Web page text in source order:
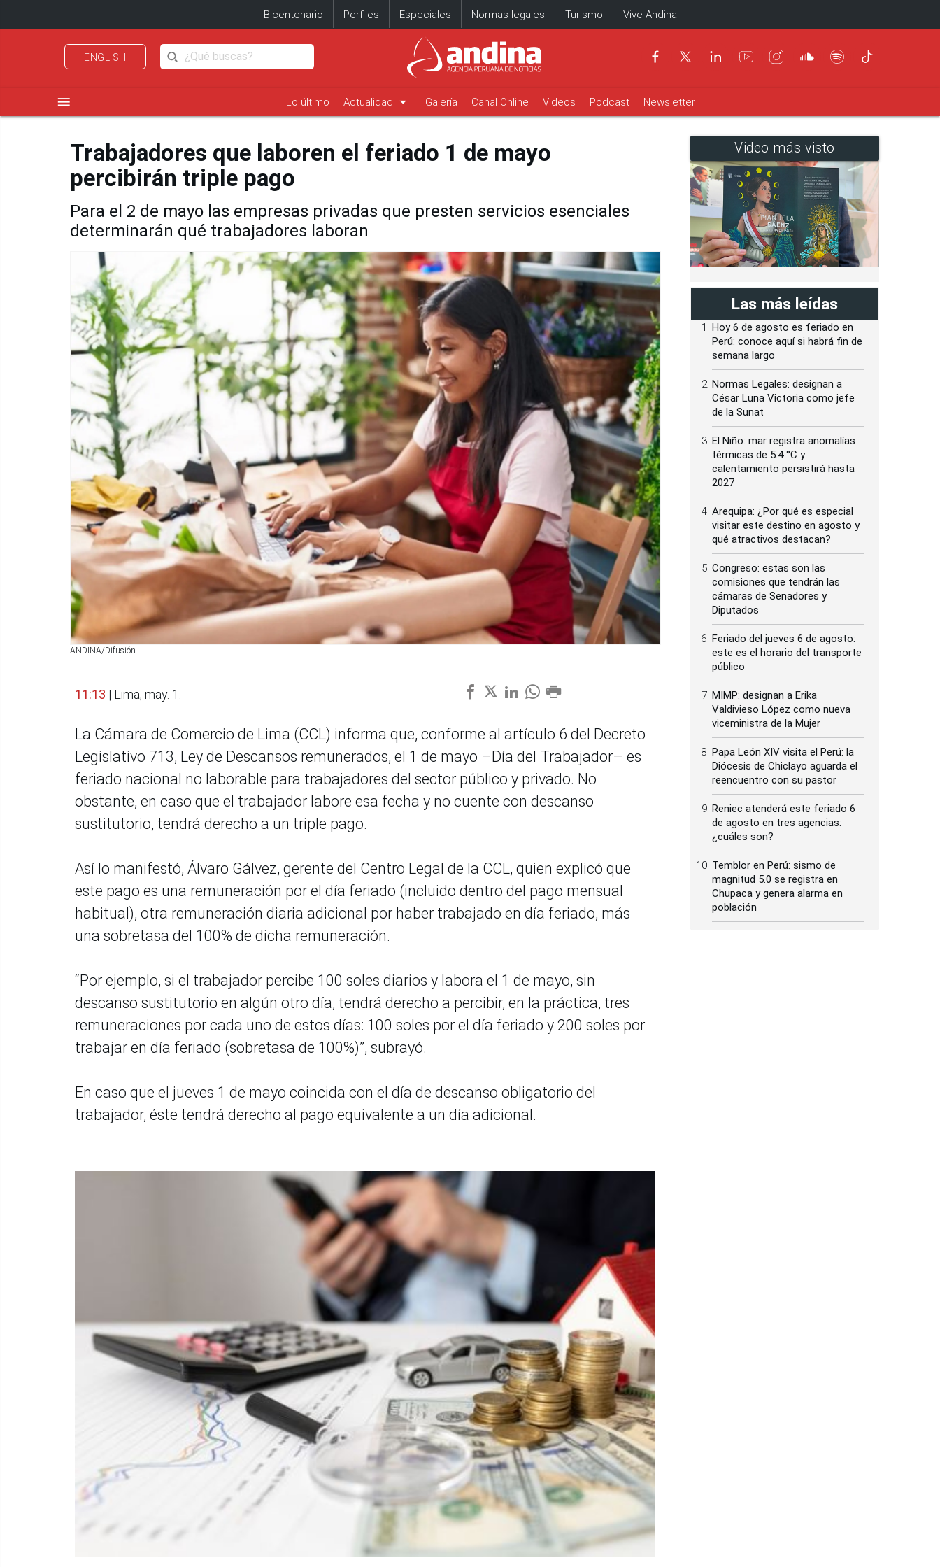
Bicentenario Perfiles Especiales Normas legales Turismo Vive Andina
ENGLISH
menu Lo último Actualidad arrow_drop_down Galería Canal Online Videos Podcast Newsletter
Trabajadores que laboren el feriado 1 de mayo
percibirán triple pago
Para el 2 de mayo las empresas privadas que presten servicios esenciales
determinarán qué trabajadores laboran
ANDINA/Difusión
11:13 | Lima, may. 1.
La Cámara de Comercio de Lima (CCL) informa que, conforme al artículo 6 del Decreto
Legislativo 713, Ley de Descansos remunerados, el 1 de mayo –Día del Trabajador– es
feriado nacional no laborable para trabajadores del sector público y privado. No
obstante, en caso que el trabajador labore esa fecha y no cuente con descanso
sustitutorio, tendrá derecho a un triple pago.
Así lo manifestó, Álvaro Gálvez, gerente del Centro Legal de la CCL, quien explicó que
este pago es una remuneración por el día feriado (incluido dentro del pago mensual
habitual), otra remuneración diaria adicional por haber trabajado en día feriado, más
una sobretasa del 100% de dicha remuneración.
“Por ejemplo, si el trabajador percibe 100 soles diarios y labora el 1 de mayo, sin
descanso sustitutorio en algún otro día, tendrá derecho a percibir, en la práctica, tres
remuneraciones por cada uno de estos días: 100 soles por el día feriado y 200 soles por
trabajar en día feriado (sobretasa de 100%)”, subrayó.
En caso que el jueves 1 de mayo coincida con el día de descanso obligatorio del
trabajador, éste tendrá derecho al pago equivalente a un día adicional.
Video más visto
Las más leídas
Hoy 6 de agosto es feriado en
Perú: conoce aquí si habrá fin de
semana largo
Normas Legales: designan a
César Luna Victoria como jefe
de la Sunat
El Niño: mar registra anomalías
térmicas de 5.4 °C y
calentamiento persistirá hasta
2027
Arequipa: ¿Por qué es especial
visitar este destino en agosto y
qué atractivos destacan?
Congreso: estas son las
comisiones que tendrán las
cámaras de Senadores y
Diputados
Feriado del jueves 6 de agosto:
este es el horario del transporte
público
MIMP: designan a Erika
Valdivieso López como nueva
viceministra de la Mujer
Papa León XIV visita el Perú: la
Diócesis de Chiclayo aguarda el
reencuentro con su pastor
Reniec atenderá este feriado 6
de agosto en tres agencias:
¿cuáles son?
Temblor en Perú: sismo de
magnitud 5.0 se registra en
Chupaca y genera alarma en
población